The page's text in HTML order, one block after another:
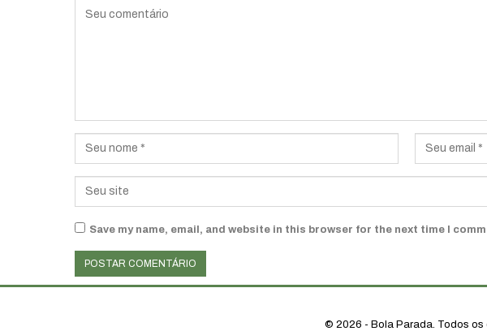
Save my name, email, and website in this browser for the next time I
© 2026 - Bola Parada. Todos os